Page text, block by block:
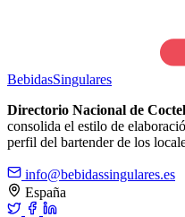
BebidasSingulares
Directorio Nacional de
consolida el estilo de
perfil del bartender de los
info@bebidassingulares.es
España